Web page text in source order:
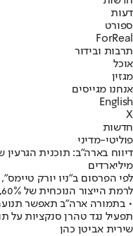
דעות
ספורט
ForReal
תרבות ובידור
אוכל
מגזין
אנחנו מגייסים
English
X
חדשות
פוליטי-מדיני
דיווח בארה"ב: תוכנית
מיליארדים
לפי הפרסום ב"ניו יורק
• בתמורה ארה"ב תאפשר
תפעיל נגד טהרן סנקציות על
שירית אביטן כהן